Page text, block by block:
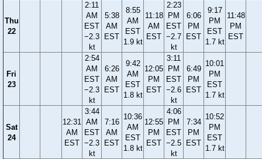
Thu
22
2:11
AM
EST
−2.3
kt
5:38
AM
EST
8:55
AM
EST
1.9 kt
11:18
AM
EST
2:23
PM
EST
−2.7
kt
6:06
PM
EST
9:17
PM
EST
1.7 kt
11:48
PM
EST
Fri
23
2:54
AM
EST
−2.3
kt
6:26
AM
EST
9:42
AM
EST
1.8 kt
12:05
PM
EST
3:11
PM
EST
−2.6
kt
6:49
PM
EST
10:01
PM
EST
1.7 kt
Sat
24
12:31
AM
EST
3:44
AM
EST
−2.3
kt
7:16
AM
EST
10:36
AM
EST
1.8 kt
12:55
PM
EST
4:06
PM
EST
−2.5
kt
7:34
PM
EST
10:52
PM
EST
1.7 kt